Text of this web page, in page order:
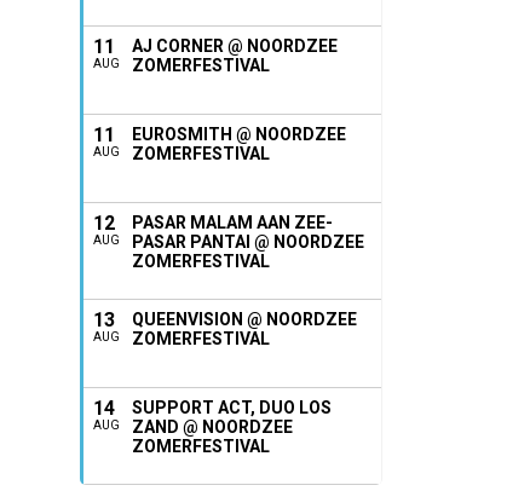
11
AUG
AJ CORNER @ NOORDZEE
ZOMERFESTIVAL
11
AUG
EUROSMITH @ NOORDZEE
ZOMERFESTIVAL
12
AUG
PASAR MALAM AAN ZEE-
PASAR PANTAI @ NOORDZEE
ZOMERFESTIVAL
13
AUG
QUEENVISION @ NOORDZEE
ZOMERFESTIVAL
14
AUG
SUPPORT ACT, DUO LOS
ZAND @ NOORDZEE
ZOMERFESTIVAL